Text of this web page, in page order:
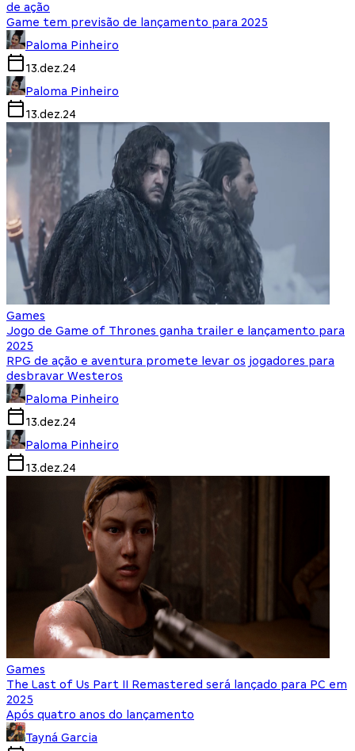
de ação
Game tem previsão de lançamento para 2025
Paloma Pinheiro
13.dez.24
Paloma Pinheiro
13.dez.24
Games
Jogo de Game of Thrones ganha trailer e lançamento para
2025
RPG de ação e aventura promete levar os jogadores para
desbravar Westeros
Paloma Pinheiro
13.dez.24
Paloma Pinheiro
13.dez.24
Games
The Last of Us Part II Remastered será lançado para PC em
2025
Após quatro anos do lançamento
Tayná Garcia